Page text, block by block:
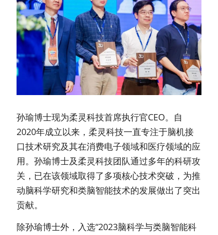
孙瑜博士现为柔灵科技首席执行官CEO。自
2020年成立以来，柔灵科技一直专注于脑机接
口技术研究及其在消费电子领域和医疗领域的应
用。孙瑜博士及柔灵科技团队通过多年的科研攻
关，已在该领域取得了多项核心技术突破，为推
动脑科学研究和类脑智能技术的发展做出了突出
贡献。
除孙瑜博士外，入选“2023脑科学与类脑智能科